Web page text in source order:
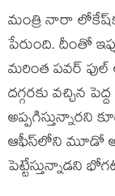
మంత్రి నారా
పేరుంది. దీంతో
మ‌రింత ప‌వ‌ర్
ద‌గ్గ‌ర‌కు వ‌చ్చిన
అప్ప‌గిస్తున్నార‌ని
ఆఫీస్‌లోని మూడో
పెట్టేస్తున్నాడ‌ని